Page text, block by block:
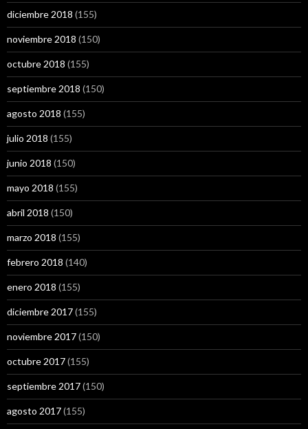
diciembre 2018 (155)
noviembre 2018 (150)
octubre 2018 (155)
septiembre 2018 (150)
agosto 2018 (155)
julio 2018 (155)
junio 2018 (150)
mayo 2018 (155)
abril 2018 (150)
marzo 2018 (155)
febrero 2018 (140)
enero 2018 (155)
diciembre 2017(155)
noviembre 2017(150)
octubre 2017(155)
septiembre 2017(150)
agosto 2017(155)